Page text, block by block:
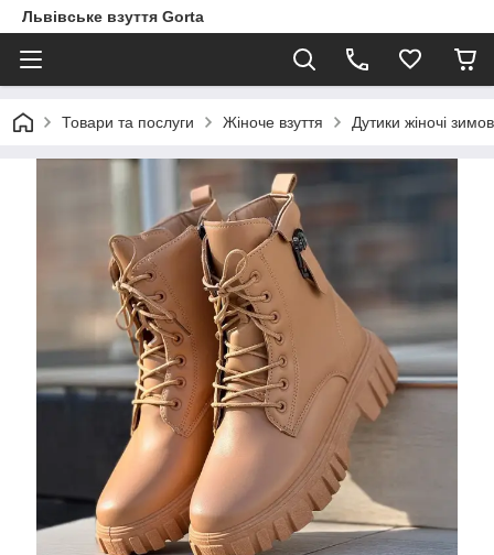
Львівське взуття Gorta
Товари та послуги Жіноче взуття Дутики жіночі